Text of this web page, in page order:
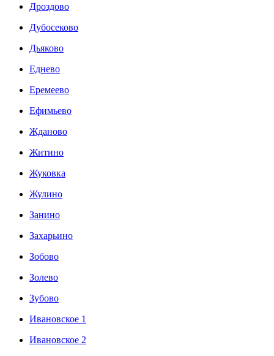
Дроздово
Дубосеково
Дьяково
Еднево
Еремеево
Ефимьево
Жданово
Житино
Жуковка
Жулино
Занино
Захарьино
Зобово
Золево
Зубово
Ивановское 1
Ивановское 2